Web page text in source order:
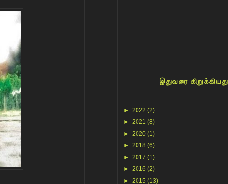
இதுவரை கிறுக்கியது
► 2022 (2)
► 2021 (8)
► 2020 (1)
► 2018 (6)
► 2017 (1)
► 2016 (2)
► 2015 (13)